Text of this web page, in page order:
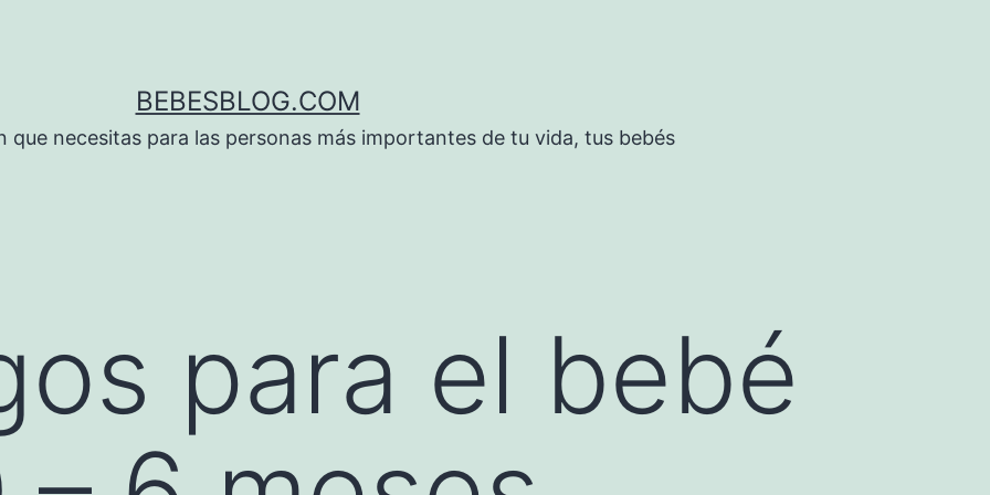
BEBESBLOG.COM
que necesitas para las personas más importantes de tu vida, tus bebés
para el bebé